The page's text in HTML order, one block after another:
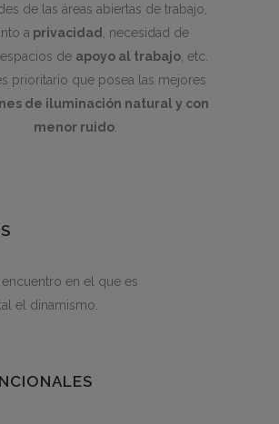
de las áreas abiertas de trabajo,
a privacidad
, necesidad de
, espacios de apoyo al trabajo , etc.
prioritario que posea las mejores
de iluminación natural y con
menor ruido
encuentro en el que es
el dinamismo.